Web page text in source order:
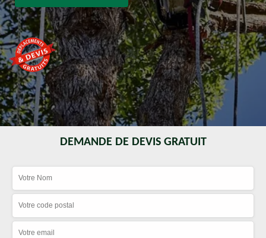
DEMANDE DE DEVIS GRATUIT